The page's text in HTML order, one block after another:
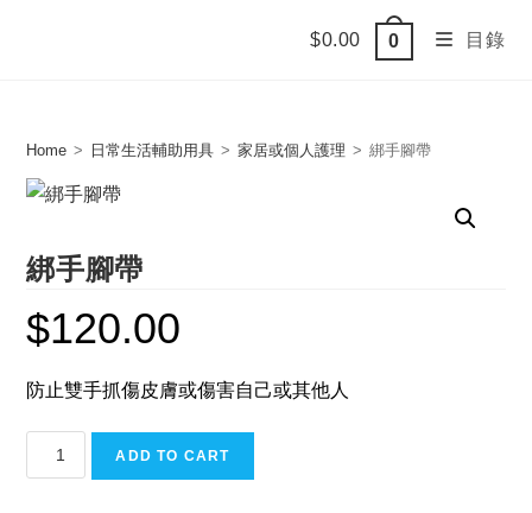
$0.00 0 目錄
Home > 日常生活輔助用具 > 家居或個人護理 > 綁手腳帶
綁手腳帶
$120.00
防止雙手抓傷皮膚或傷害自己或其他人
手
ADD TO CART